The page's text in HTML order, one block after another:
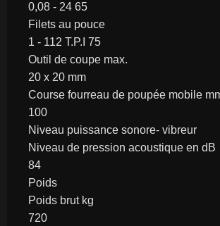
0,08 - 24 65
Filets au pouce
1 - 112 T.P.I 75
Outil de coupe max.
20 x 20 mm
Course fourreau de poupée mobile
100
Niveau puissance sonore- vibreur
Niveau de pression acoustique en dB
84
Poids
Poids brut kg
720